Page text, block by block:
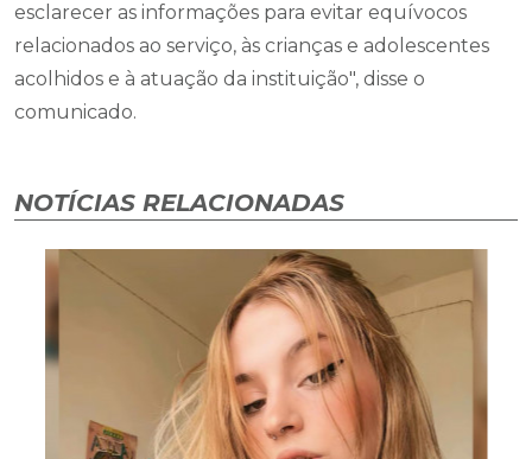
esclarecer as informações para evitar equívocos
relacionados ao serviço, às crianças e adolescentes
acolhidos e à atuação da instituição", disse o
comunicado.
NOTÍCIAS RELACIONADAS